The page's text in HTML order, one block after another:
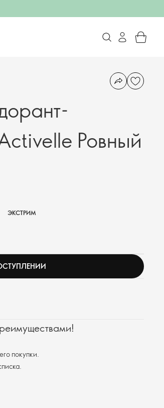
Ровный
ЭКСТРИМ
покупки.
списка.